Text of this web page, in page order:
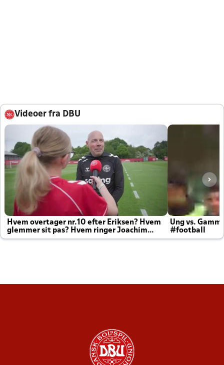
Videoer fra DBU
Hvem overtager nr.10 efter Eriksen? Hvem
glemmer sit pas? Hvem ringer Joachim
altid til efter kampe?
Ung vs.
#football